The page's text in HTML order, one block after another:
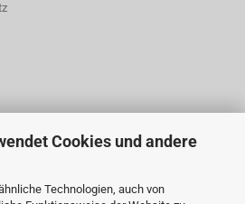
Cookies und andere
Technologien, auch von